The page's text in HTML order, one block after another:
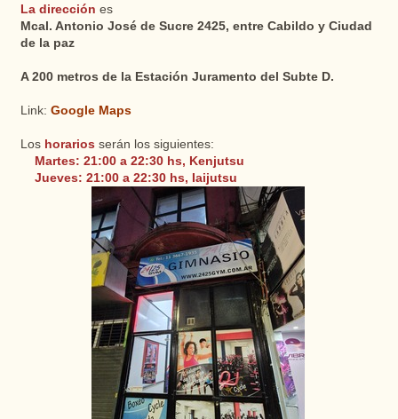
La dirección es
Mcal. Antonio José de Sucre 2425, entre Cabildo y Ciudad
de la paz
A 200 metros de la Estación Juramento del Subte D.
Link: Google Maps
Los horarios serán los siguientes:
Martes: 21:00 a 22:30 hs, Kenjutsu
Jueves: 21:00 a 22:30 hs, Iaijutsu